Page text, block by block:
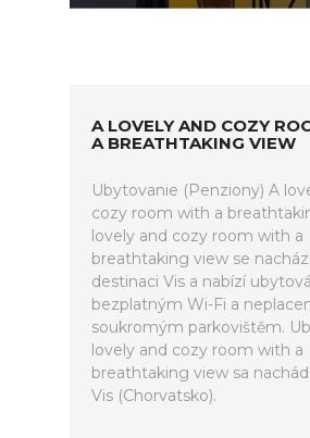
A LOVELY AND COZY
A BREATHTAKING VIEW
Ubytovanie (Penziony) A
cozy room with a
lovely and cozy room with a
breathtaking view se
destinaci Vis a nabízí
bezplatným Wi-Fi a
soukromým parkovištěm.
lovely and cozy room with a
breathtaking view sa
Vis (Chorvatsko).